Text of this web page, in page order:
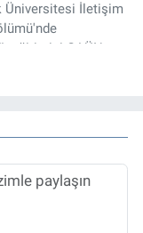
Üniversitesi İletişim
eğitimini GAÜN
İletişim ve T. D.
Editörü olarak